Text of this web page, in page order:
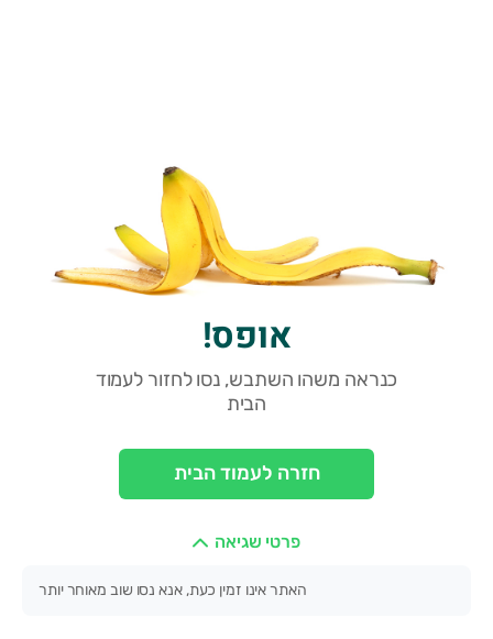
אופס!
כנראה משהו השתבש, נסו לחזור לעמוד
הבית
חזרה לעמוד הבית
פרטי שגיאה
האתר אינו זמין כעת, אנא נסו שוב מאוחר יותר